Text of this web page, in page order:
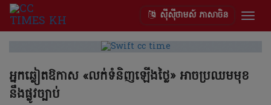
ស៊ីស៊ីថាមស៍ ភាសាចិន
អ្នកឆ្លៀតឱកាស «លក់ទំនិញឡើងថ្លៃ» អាចប្រឈមមុខ
នឹងផ្លូវច្បាប់